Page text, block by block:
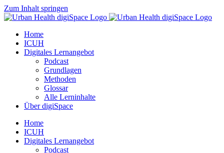
Zum Inhalt springen
Home
ICUH
Digitales Lernangebot
Podcast
Grundlagen
Methoden
Glossar
Alle Lerninhalte
Über digiSpace
Home
ICUH
Digitales Lernangebot
Podcast